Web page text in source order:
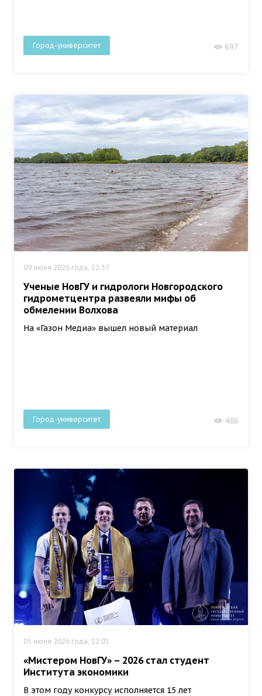
Город-университет 697
09 июня 2026 года, 12:37
Ученые НовГУ и гидрологи Новгородского
гидрометцентра развеяли мифы об
обмелении Волхова
На «Газон Медиа» вышел новый материал
Город-университет 486
05 июня 2026 года, 12:01
«Мистером НовГУ» – 2026 стал студент
Института экономики
В этом году конкурсу исполняется 15 лет